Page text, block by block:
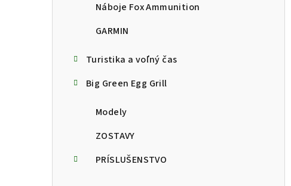
Náboje Fox Ammunition
GARMIN
Turistika a voľný čas
Big Green Egg Grill
Modely
ZOSTAVY
PRÍSLUŠENSTVO